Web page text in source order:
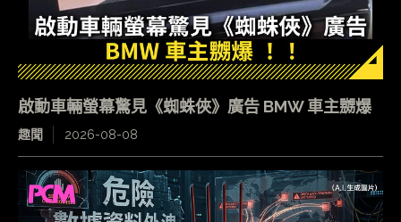
啟動車輛螢幕驚見《蜘蛛俠》廣告 BMW 車主嬲爆
趣聞 2026-08-08